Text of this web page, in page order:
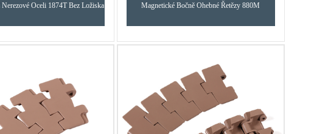
Oceli 1874T Bez Ložiska Magnetické Bočně Ohebné Řetězy 880M